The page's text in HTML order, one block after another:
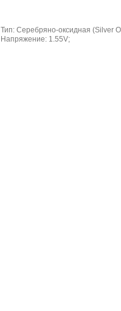
Тип: Серебряно-оксидная (Silver
Напряжение: 1.55V;